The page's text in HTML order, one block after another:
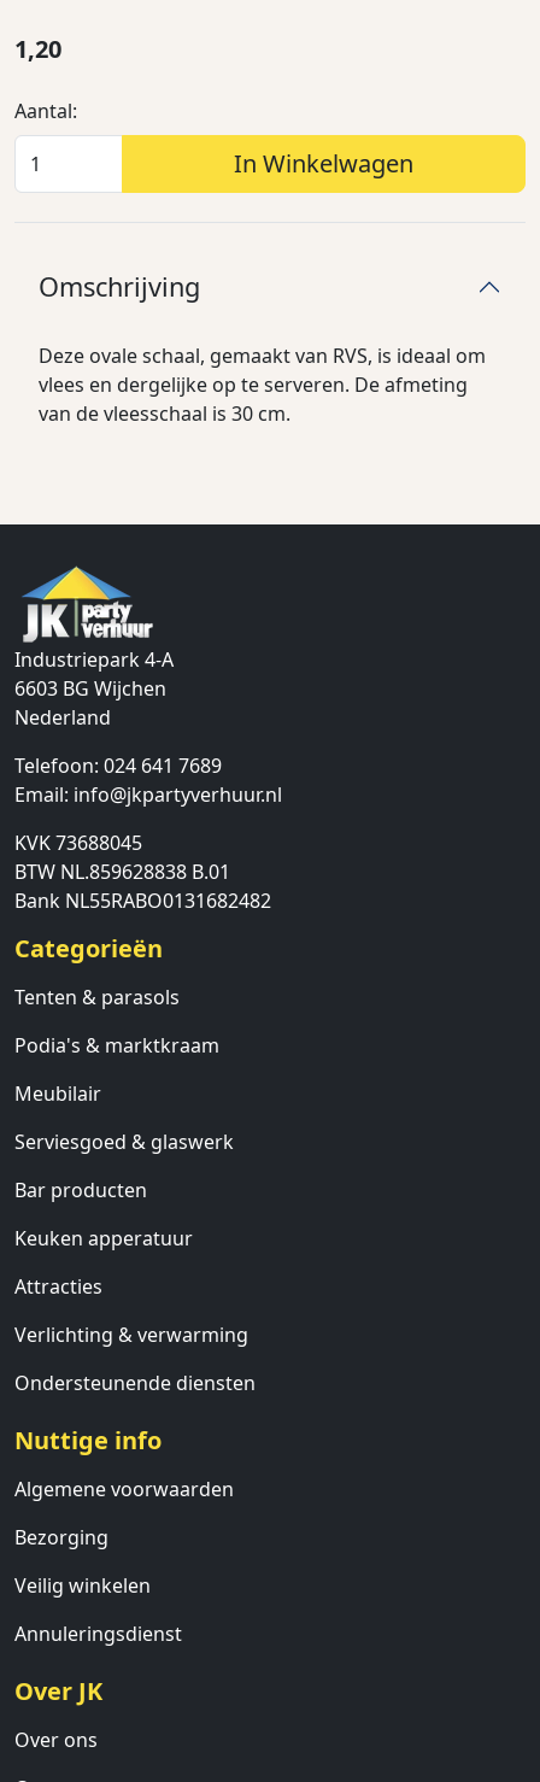
1,20
Aantal:
In Winkelwagen
Omschrijving
Deze ovale schaal, gemaakt van RVS, is ideaal om
vlees en dergelijke op te serveren. De afmeting
van de vleesschaal is 30 cm.
Industriepark 4-A
6603 BG Wijchen
Nederland
Telefoon: 024 641 7689
Email: info@jkpartyverhuur.nl
KVK 73688045
BTW NL.859628838 B.01
Bank NL55RABO0131682482
Categorieën
Tenten & parasols
Podia's & marktkraam
Meubilair
Serviesgoed & glaswerk
Bar producten
Keuken apperatuur
Attracties
Verlichting & verwarming
Ondersteunende diensten
Nuttige info
Algemene voorwaarden
Bezorging
Veilig winkelen
Annuleringsdienst
Over JK
Over ons